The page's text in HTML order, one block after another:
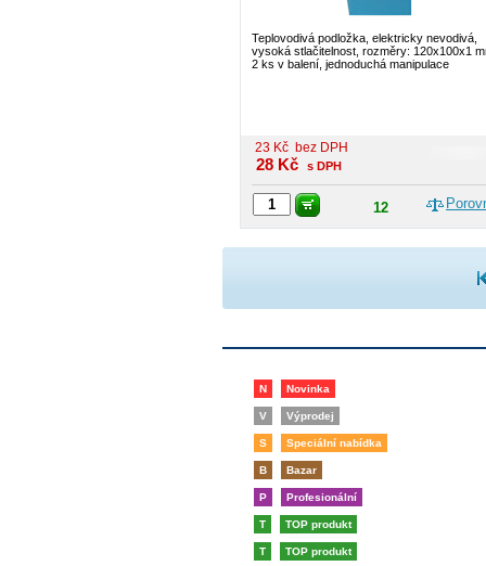
Teplovodivá podložka, elektricky nevodivá,
vysoká stlačitelnost, rozměry: 120x100x1
2 ks v balení, jednoduchá manipulace
23 Kč bez DPH
28 Kč s DPH
12
N Novinka
V Výprodej
S Speciální nabídka
B Bazar
P Profesionální
T TOP produkt
T TOP produkt